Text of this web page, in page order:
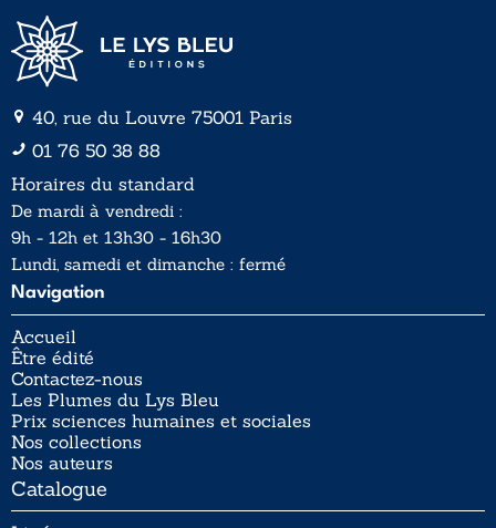
40, rue du Louvre 75001 Paris
01 76 50 38 88
Horaires du standard
De mardi à vendredi :
9h - 12h et 13h30 - 16h30
Lundi, samedi et dimanche : fermé
Navigation
Accueil
Être édité
Contactez-nous
Les Plumes du Lys Bleu
Prix sciences humaines et sociales
Nos collections
Nos auteurs
Catalogue